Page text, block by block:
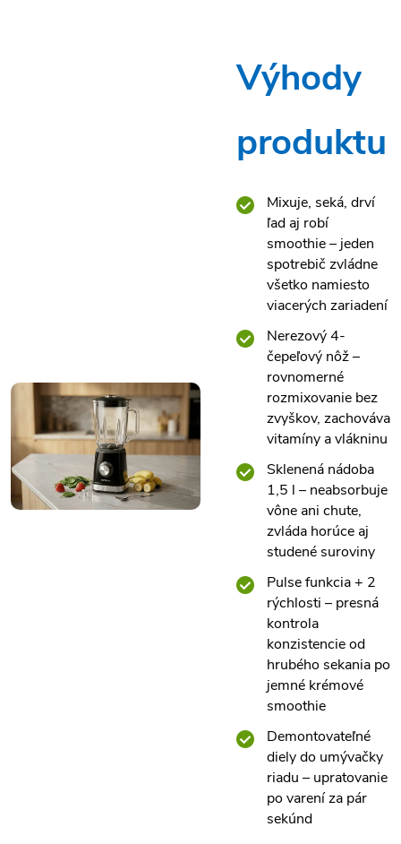
Výhody
produktu
Mixuje, seká, drví
ľad aj robí
smoothie – jeden
spotrebič zvládne
všetko namiesto
viacerých zariadení
Nerezový 4-
čepeľový nôž –
rovnomerné
rozmixovanie bez
zvyškov, zachováva
vitamíny a vlákninu
Sklenená nádoba
1,5 l – neabsorbuje
vône ani chute,
zvláda horúce aj
studené suroviny
Pulse funkcia + 2
rýchlosti – presná
kontrola
konzistencie od
hrubého sekania po
jemné krémové
smoothie
Demontovateľné
diely do umývačky
riadu – upratovanie
po varení za pár
sekúnd